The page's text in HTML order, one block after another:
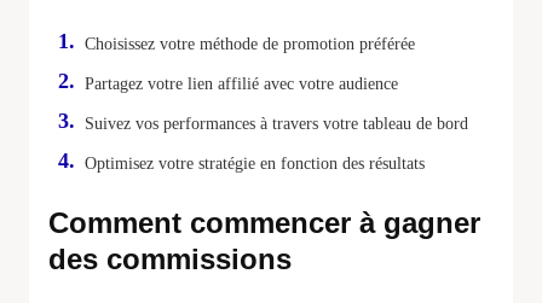
Choisissez votre méthode de promotion préférée
Partagez votre lien affilié avec votre audience
Suivez vos performances à travers votre tableau de bord
Optimisez votre stratégie en fonction des résultats
Comment commencer à gagner
des commissions